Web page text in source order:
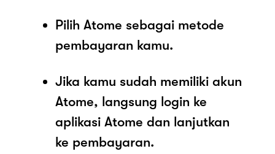
Pilih Atome sebagai metode
pembayaran kamu.
Jika kamu sudah memiliki akun
Atome, langsung login ke
aplikasi Atome dan lanjutkan
ke pembayaran.